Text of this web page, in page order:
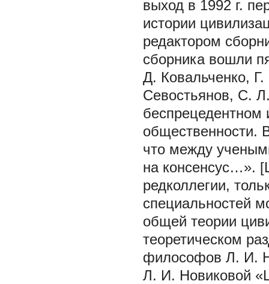
выход в 1992 г.
истории
редактором
сборника вошли
Д. Ковальченко,
Севостьянов, С.
беспрецедентном
общественности.
что между
на консенсус…».
редколлегии,
специальностей
общей теории
теоретическом
философов Л. И.
Л. И. Новиковой